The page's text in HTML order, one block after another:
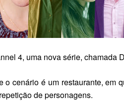
4, uma nova série, chamada
cenário é um restaurante, em
de personagens.